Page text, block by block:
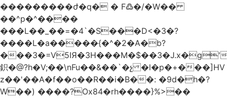
���������ժ�q� � F߷�/�W��
��^p�^����
���L��_��=�4`�S���D<�3�?
����L�a�����{�^�2�A�b?
�
鉙�@?h�V;��\nFu��&��`�չ �l�p�+���]HV
z��'��A�f��o��R��i�B��: �9d�h�?
W��) ����?Ox84�rh����}%>��